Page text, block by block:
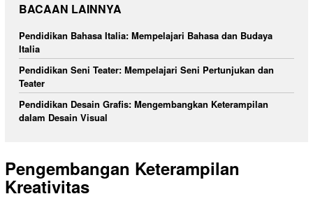
BACAAN LAINNYA
Pendidikan Bahasa Italia: Mempelajari Bahasa dan Budaya
Italia
Pendidikan Seni Teater: Mempelajari Seni Pertunjukan dan
Teater
Pendidikan Desain Grafis: Mengembangkan Keterampilan
dalam Desain Visual
Pengembangan Keterampilan
Kreativitas